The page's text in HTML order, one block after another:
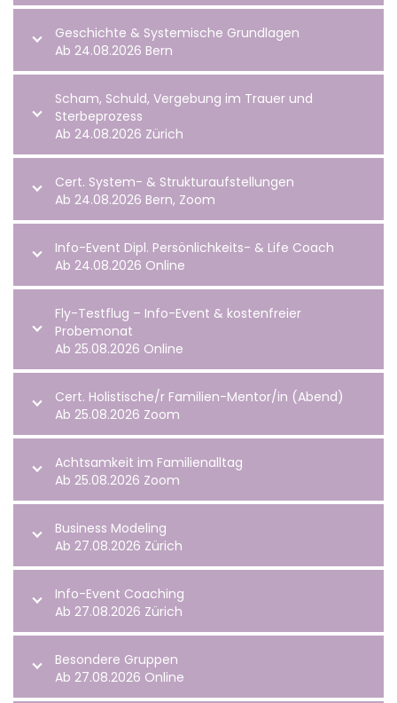
Geschichte & Systemische Grundlagen
Ab 24.08.2026 Bern
Scham, Schuld, Vergebung im Trauer und
Sterbeprozess
Ab 24.08.2026 Zürich
Cert. System- & Strukturaufstellungen
Ab 24.08.2026 Bern, Zoom
Info-Event Dipl. Persönlichkeits- & Life Coach
Ab 24.08.2026 Online
Fly-Testflug – Info-Event & kostenfreier
Probemonat
Ab 25.08.2026 Online
Cert. Holistische/r Familien-Mentor/in (Abend)
Ab 25.08.2026 Zoom
Achtsamkeit im Familienalltag
Ab 25.08.2026 Zoom
Business Modeling
Ab 27.08.2026 Zürich
Info-Event Coaching
Ab 27.08.2026 Zürich
Besondere Gruppen
Ab 27.08.2026 Online